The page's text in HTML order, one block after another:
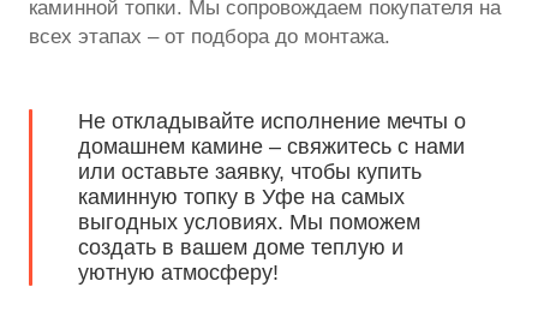
каминной топки. Мы сопровождаем покупателя на
всех этапах – от подбора до монтажа.
Не откладывайте исполнение мечты о
домашнем камине – свяжитесь с нами
или оставьте заявку, чтобы купить
каминную топку в Уфе на самых
выгодных условиях. Мы поможем
создать в вашем доме теплую и
уютную атмосферу!